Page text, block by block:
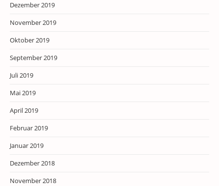
Dezember 2019
November 2019
Oktober 2019
September 2019
Juli 2019
Mai 2019
April 2019
Februar 2019
Januar 2019
Dezember 2018
November 2018